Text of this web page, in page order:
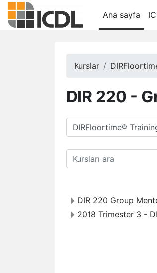
Ana içeriğe git
Ana sayfa
Kurslar
DIR 220 -
Kurs Kategorileri
Kursları ara
DIR 220 Group
2018 Trimester 3 -